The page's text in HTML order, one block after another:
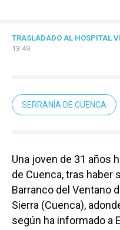
TRASLADADO AL HOSPITAL
13:49
SERRANÍA DE CUENCA
Una joven de 31 años
de Cuenca, tras haber
Barranco del Ventano
Sierra (Cuenca),
según ha informado a